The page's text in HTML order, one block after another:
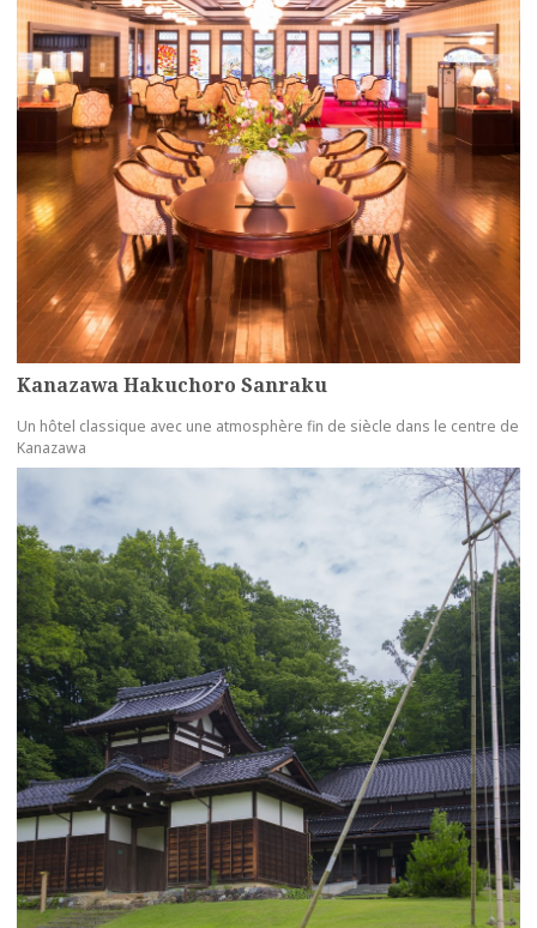
Kanazawa Hakuchoro Sanraku
Un hôtel classique avec une atmosphère fin de siècle dans le centre de
Kanazawa